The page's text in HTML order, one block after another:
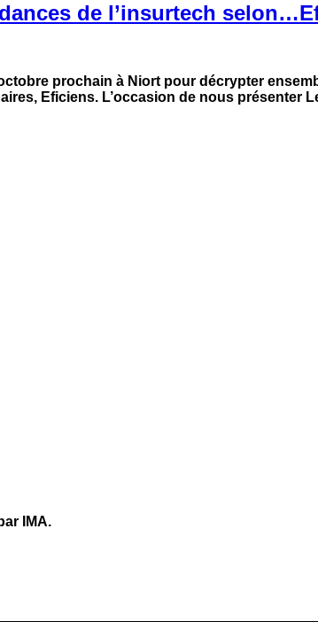
de l’insurtech
prochain à Niort pour décrypter
Eficiens. L’occasion de nous présenter
IMA.